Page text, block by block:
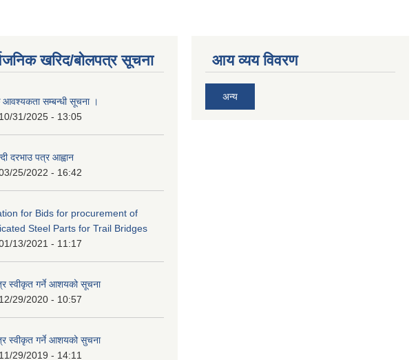
खरिद/बोलपत्र सूचना
आवश्यकता सम्बन्धी सूचना ।
10/31/2025 - 13:05
दरभाउ पत्र आह्वान
25/2022 - 16:42
for Bids for procurement of
Steel Parts for Trail Bridges
13/2021 - 11:17
स्वीकृत गर्ने आशयको सूचना
12/29/2020 - 10:57
स्वीकृत गर्ने आशयको सुचना
11/29/2019 - 14:11
आय व्यय विवरण
अन्य